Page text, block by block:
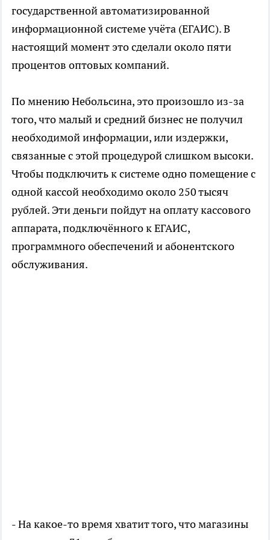
государственной автоматизированной
информационной системе учёта (ЕГАИС). В
настоящий момент это сделали около пяти
процентов оптовых компаний.
По мнению Небольсина, это произошло из-за
того, что малый и средний бизнес не получил
необходимой информации, или издержки,
связанные с этой процедурой слишком высоки.
Чтобы подключить к системе одно помещение с
одной кассой необходимо около 250 тысяч
рублей. Эти деньги пойдут на оплату кассового
аппарата, подключённого к ЕГАИС,
программного обеспечений и абонентского
обслуживания.
- На какое-то время хватит того, что магазины